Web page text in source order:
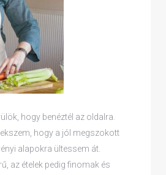
hogy benéztél az oldalra.
hogy a jól megszokott
alapokra ültessem át.
az ételek pedig finomak és